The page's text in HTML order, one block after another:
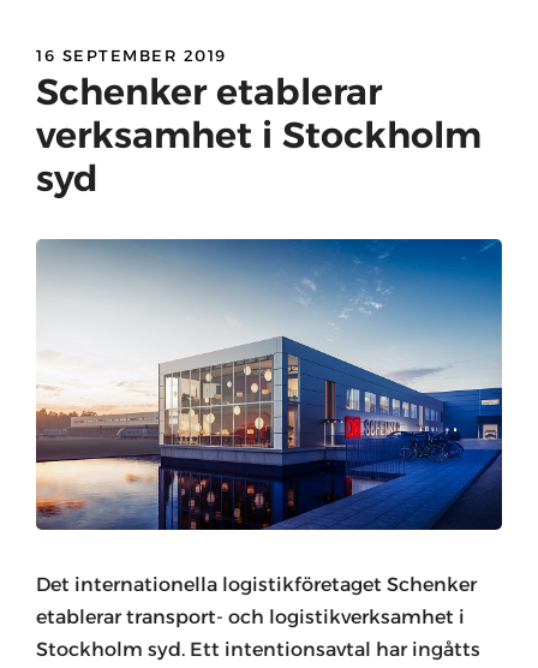
16 SEPTEMBER 2019
Schenker etablerar
verksamhet i Stockholm
syd
Det internationella logistikföretaget Schenker
etablerar transport- och logistikverksamhet i
Stockholm syd. Ett intentionsavtal har ingåtts